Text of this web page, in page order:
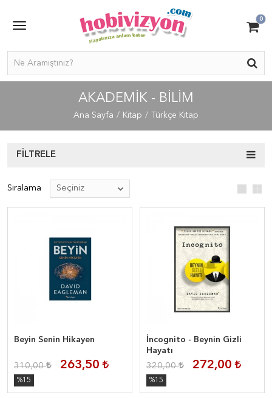
0
AKADEMIK - BILIM
Ana Sayfa Kitap Türkçe Kitap
FILTRELE
Sıralama
Beyin Senin Hikayen
310,00 263,50
%15
İncognito - Beynin Gizli
Hayatı
320,00 272,00
%15